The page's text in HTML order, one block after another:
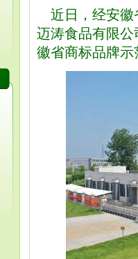
近日，经安徽
迈涛食品有限
徽省商标品牌示